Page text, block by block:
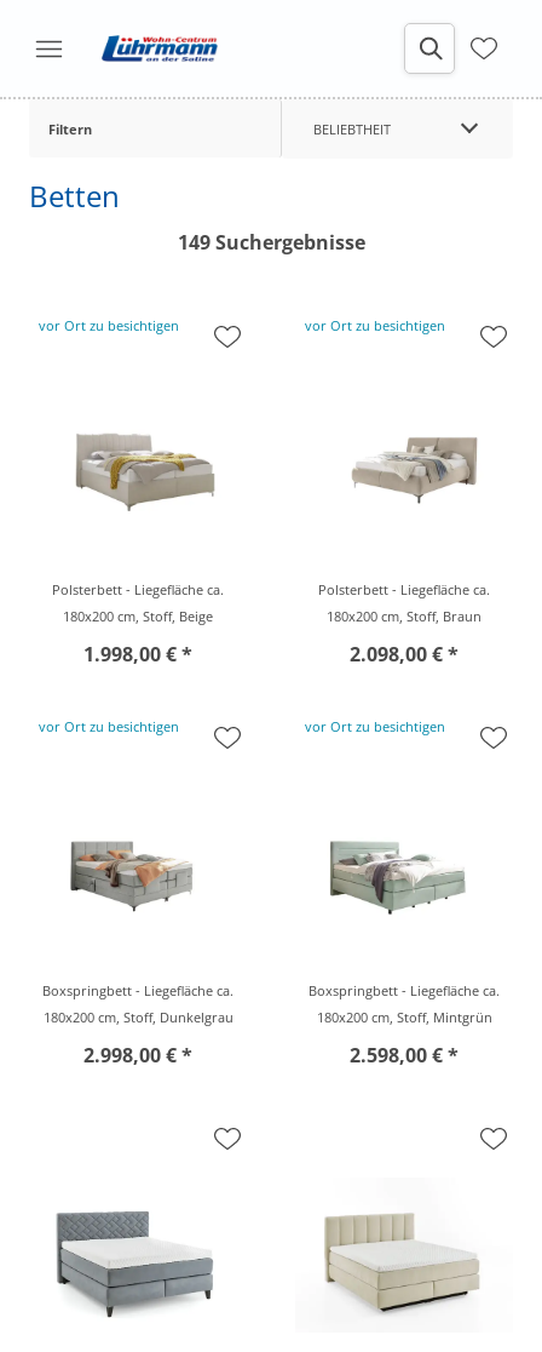
Filtern BELIEBTHEIT
Betten
149 Suchergebnisse
vor Ort zu besichtigen
Polsterbett - Liegefläche ca.
180x200 cm, Stoff, Beige
1.998,00 € *
vor Ort zu besichtigen
Polsterbett - Liegefläche ca.
180x200 cm, Stoff, Braun
2.098,00 € *
vor Ort zu besichtigen
Boxspringbett - Liegefläche ca.
180x200 cm, Stoff, Dunkelgrau
2.998,00 € *
vor Ort zu besichtigen
Boxspringbett - Liegefläche ca.
180x200 cm, Stoff, Mintgrün
2.598,00 € *